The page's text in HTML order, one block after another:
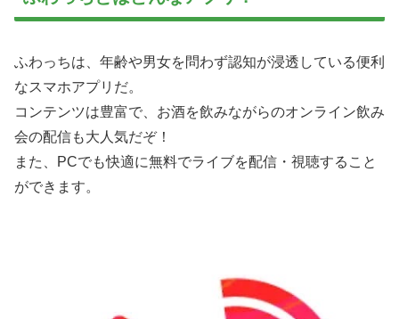
ふわっちは、年齢や男女を問わず認知が浸透している便利
なスマホアプリだ。
コンテンツは豊富で、お酒を飲みながらのオンライン飲み
会の配信も大人気だぞ！
また、PCでも快適に無料でライブを配信・視聴すること
ができます。